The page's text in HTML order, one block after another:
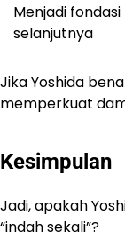
Menjadi
selanjutnya
Jika Yoshida
memperkuat
Kesimpulan
Jadi, apakah
“indah sekali”?